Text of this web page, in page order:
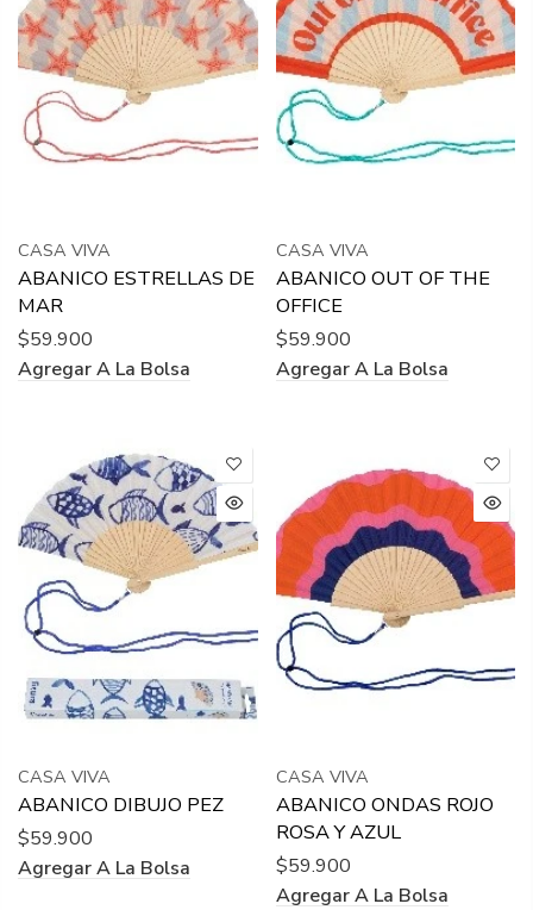
CASA VIVA
ABANICO ESTRELLAS DE
MAR
$59.900
Agregar A La Bolsa
CASA VIVA
ABANICO OUT OF THE
OFFICE
$59.900
Agregar A La Bolsa
CASA VIVA
ABANICO DIBUJO PEZ
$59.900
Agregar A La Bolsa
CASA VIVA
ABANICO ONDAS ROJO
ROSA Y AZUL
$59.900
Agregar A La Bolsa